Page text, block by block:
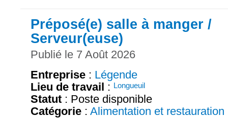
Préposé(e) salle à manger /
Serveur(euse)
Publié le 7 Août 2026
Entreprise : Légende
Lieu de travail : Longueuil
Statut : Poste disponible
Catégorie : Alimentation et restauration